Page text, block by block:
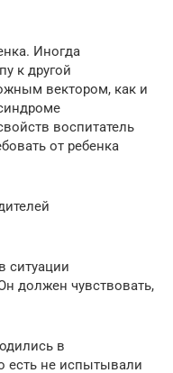
Иногда
к другой
вектором, как и
воспитатель
от ребенка
ситуации
должен чувствовать,
в
есть не испытывали